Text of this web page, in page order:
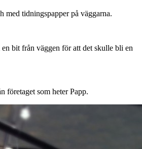
med tidningspapper på väggarna.
bit från väggen för att det skulle bli en
företaget som heter Papp.